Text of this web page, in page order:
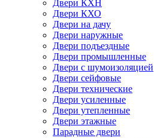
Двери КХН
Двери КХО
Двери на дачу
Двери наружные
Двери подъездные
Двери промышленные
Двери с шумоизоляцией
Двери сейфовые
Двери технические
Двери усиленные
Двери утепленные
Двери этажные
Парадные двери